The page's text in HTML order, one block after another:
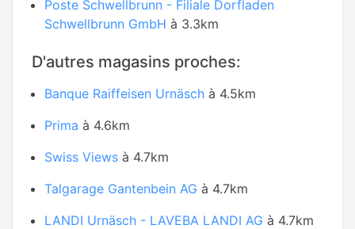
Poste Schwellbrunn - Filiale Dorfladen
Schwellbrunn GmbH à 3.3km
D'autres magasins proches:
Banque Raiffeisen Urnäsch à 4.5km
Prima à 4.6km
Swiss Views à 4.7km
Talgarage Gantenbein AG à 4.7km
LANDI Urnäsch - LAVEBA LANDI AG à 4.7km